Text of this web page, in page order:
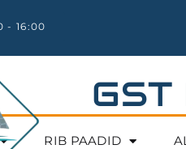
- 16:00
RIB PAADID